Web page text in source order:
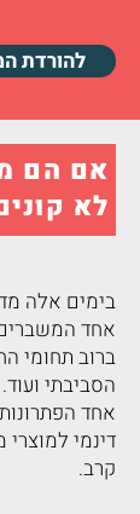
להורדת
אם הם
לא
בימים אלה
אחד
ברוב תחומי
הסביבתי ועוד.
אחד
דינמי
קרב.